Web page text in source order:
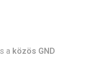
a közös GND